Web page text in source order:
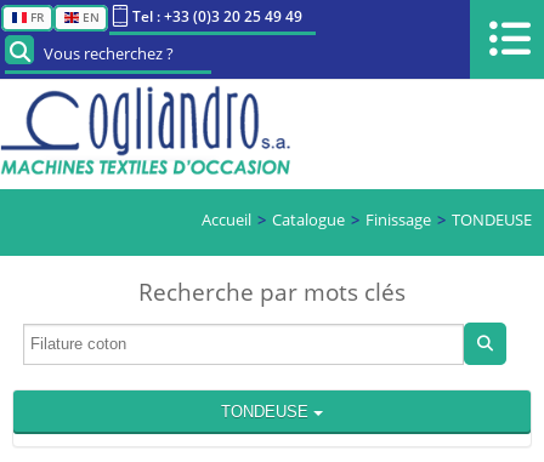
FR EN Tel : +33 (0)3 20 25 49 49
Vous recherchez ?
Accueil Catalogue Finissage TONDEUSE
Recherche par mots clés
TONDEUSE